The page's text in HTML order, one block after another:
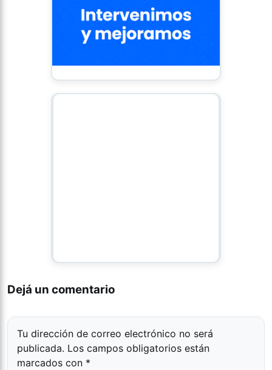
Dejá un comentario
Tu dirección de correo electrónico no será
publicada. Los campos obligatorios están
marcados con *